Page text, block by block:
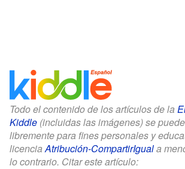
Todo el contenido de los artículos de la
Kiddle (incluidas las imágenes) se
libremente para fines personales y
licencia Atribución-CompartirIguala
lo contrario. Citar este artículo: